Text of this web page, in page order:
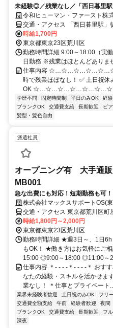
未経験◎／残業なし／「西日暮里
令和ヒューマン・ファースト株
交通・アクセス 「西日暮里駅」
時給1,700円
東京都東京23区荒川区
勤務時間詳細 9:00～18:00（実
日勤務 ※残業はほとんどありま
仕事内容
時で残業ほぼなし！ ✅ 土日祝
OK
学歴不問 固定時間制 平日のみOK 経
ブランクOK
交通費支給 長期歓迎 ピ
髪型・髪色自由
派遣社員
オープニング有 大手通
MB001
急な出費にも対応！短期勤務も可
株式会社マックスサポートOS(
交通・アクセス 東京都荒川区町
時給1,800円～2,000円
東京都東京23区荒川区
勤務時間詳細 ★週3日～、1日
もOK！ ★働き方はお気軽にご
15:00 ◎9:00～18:00 ◎11:00～
仕事内容 ＊- - - -＊- - - -＊ おす
なたの経験・スキルを活かせま
業なし！ ＊仕事とプライベート
業界未経験者歓迎 土日祝のみOK フリ
交通費全額支給
午前 経験者歓迎 夜間
ブランクOK
交通費支給 長期歓迎 フ
深夜